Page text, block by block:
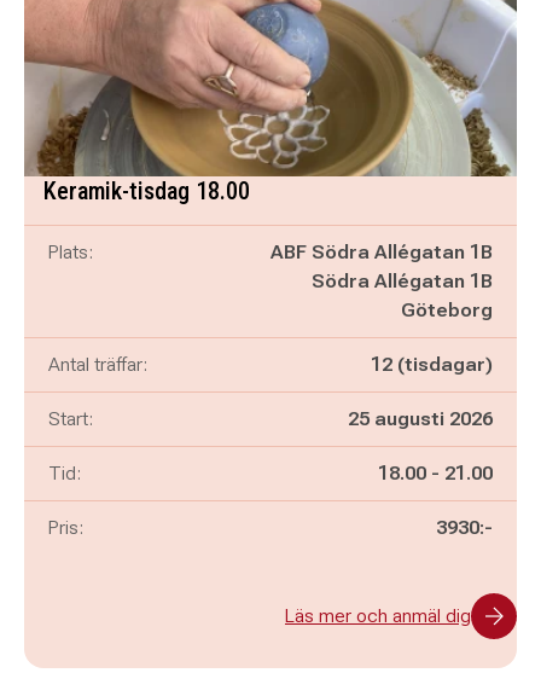
Keramik-tisdag 18.00
Plats:
ABF Södra Allégatan 1B
Södra Allégatan 1B
Göteborg
Antal träffar: 12 (tisdagar)
Start: 25 augusti 2026
Tid: Pågår mellan
18.00 - och
21.00
Pris: 3930:-
Läs mer och anmäl dig